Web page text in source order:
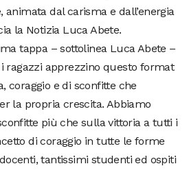
animata dal carisma e dall’energia
la Notizia Luca Abete.
tappa – sottolinea Luca Abete –
ragazzi apprezzino questo format
coraggio e di sconfitte che
la propria crescita. Abbiamo
più che sulla vittoria a tutti i
di coraggio in tutte le forme
tantissimi studenti ed ospiti